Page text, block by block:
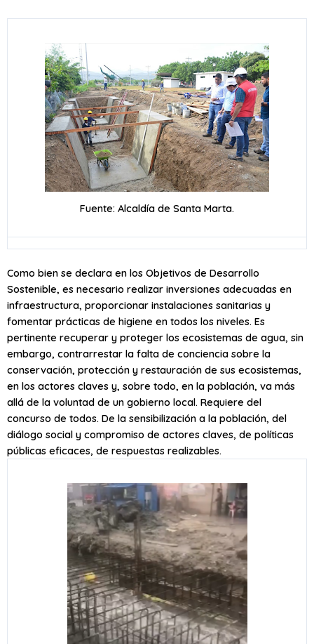
Fuente: Alcaldía de Santa Marta.
Como bien se declara en los Objetivos de Desarrollo
Sostenible, es necesario realizar inversiones adecuadas en
infraestructura, proporcionar instalaciones sanitarias y
fomentar prácticas de higiene en todos los niveles. Es
pertinente recuperar y proteger los ecosistemas de agua, sin
embargo, contrarrestar la falta de conciencia sobre la
conservación, protección y restauración de sus ecosistemas,
en los actores claves y, sobre todo, en la población, va más
allá de la voluntad de un gobierno local. Requiere del
concurso de todos. De la sensibilización a la población, del
diálogo social y compromiso de actores claves, de políticas
públicas eficaces, de respuestas realizables.